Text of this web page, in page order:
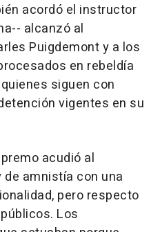
acordó el instructor
alcanzó al
Puigdemont y a los
en rebeldía
siguen con
vigentes en su
acudió al
amnistía con una
pero respecto
Los